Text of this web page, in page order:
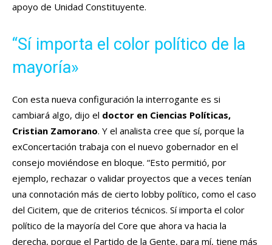
apoyo de Unidad Constituyente.
“Sí importa el color político de la
mayoría»
Con esta nueva configuración la interrogante es si
cambiará algo, dijo el doctor en Ciencias Políticas,
Cristian Zamorano. Y el analista cree que sí, porque la
exConcertación trabaja con el nuevo gobernador en el
consejo moviéndose en bloque. “Esto permitió, por
ejemplo, rechazar o validar proyectos que a veces tenían
una connotación más de cierto lobby político, como el caso
del Cicitem, que de criterios técnicos. Sí importa el color
político de la mayoría del Core que ahora va hacia la
derecha, porque el Partido de la Gente, para mí, tiene más